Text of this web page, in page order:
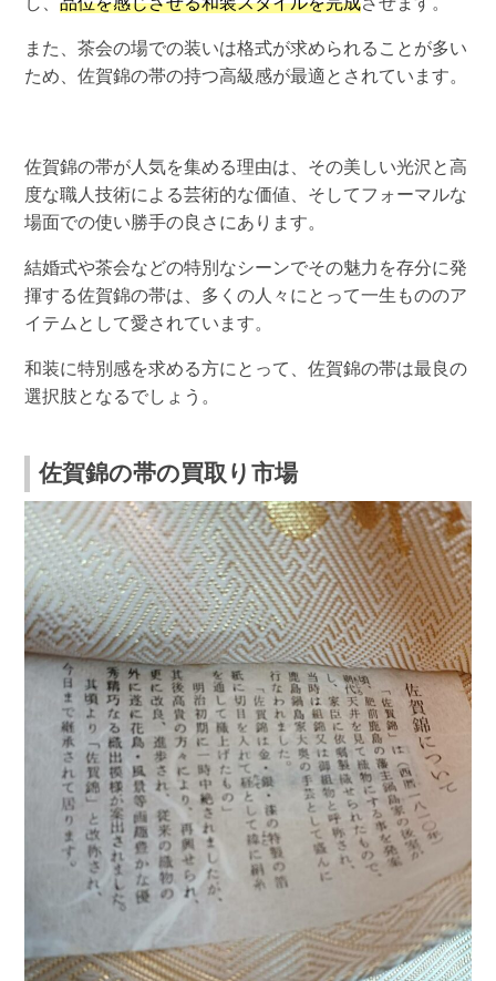
また、茶会の場での装いは格式が求められることが多い
ため、佐賀錦の帯の持つ高級感が最適とされています。
佐賀錦の帯が人気を集める理由は、その美しい光沢と高
度な職人技術による芸術的な価値、そしてフォーマルな
場面での使い勝手の良さにあります。
結婚式や茶会などの特別なシーンでその魅力を存分に発
揮する佐賀錦の帯は、多くの人々にとって一生もののア
イテムとして愛されています。
和装に特別感を求める方にとって、佐賀錦の帯は最良の
選択肢となるでしょう。
佐賀錦の帯の買取り市場